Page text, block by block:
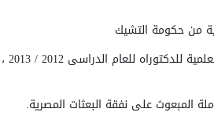
من حكومة التشيك
المبعوث على نفقة البعثات المصرية.